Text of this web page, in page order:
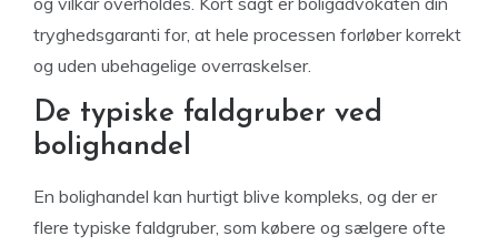
tryghedsgaranti for, at hele processen forløber korrekt
og uden ubehagelige overraskelser.
De typiske faldgruber ved
bolighandel
En bolighandel kan hurtigt blive kompleks, og der er
flere typiske faldgruber, som købere og sælgere ofte